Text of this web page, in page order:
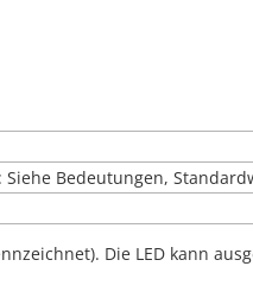
Bedeutungen,
Die LED kann